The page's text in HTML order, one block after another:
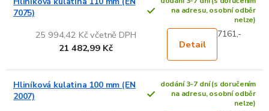
7075)
na adresu, osobní odběr
nelze)
25 994,42 Kč včetně DPH
21 482,99 Kč
Detail
7161,-
Hliníková kulatina 100 mm (EN
2007)
dodání 3-7 dní (s doručením
na adresu, osobní odběr
nelze)